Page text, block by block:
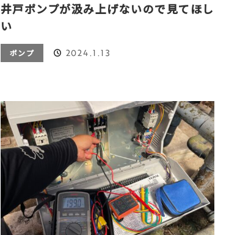
井戸ポンプが汲み上げないので見てほし
い
ポンプ 2024.1.13